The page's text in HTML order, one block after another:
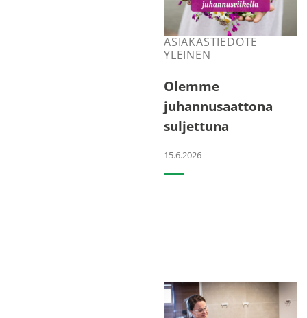
ASIAKASTIEDOTE
YLEINEN
Olemme
juhannusaattona
suljettuna
15.6.2026